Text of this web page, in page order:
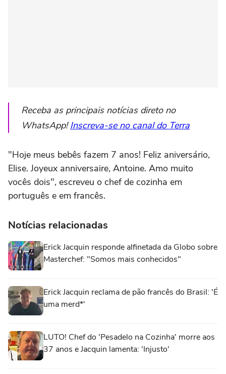
Receba as principais notícias direto no
WhatsApp!Inscreva-se no canal do Terra
"Hoje meus bebês fazem 7 anos! Feliz aniversário,
Elise. Joyeux anniversaire, Antoine. Amo muito
vocês dois", escreveu o chef de cozinha em
português e em francês.
Notícias relacionadas
Erick Jacquin responde alfinetada da Globo sobre
Masterchef: "Somos mais conhecidos"
Erick Jacquin reclama de pão francês do Brasil: 'É
uma merd*'
LUTO! Chef do 'Pesadelo na Cozinha' morre aos
37 anos e Jacquin lamenta: 'Injusto'